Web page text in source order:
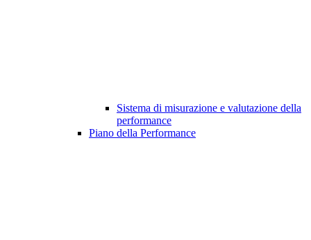
Sistema di misurazione e valutazione della
performance
Piano della Performance